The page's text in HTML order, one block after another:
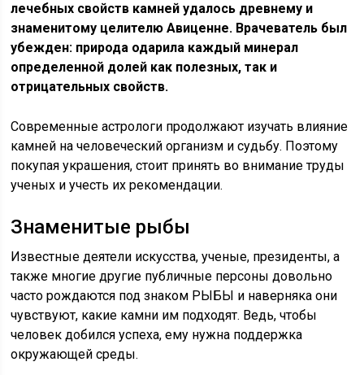
лечебных свойств камней удалось древнему и
знаменитому целителю Авиценне. Врачеватель был
убежден: природа одарила каждый минерал
определенной долей как полезных, так и
отрицательных свойств.
Современные астрологи продолжают изучать влияние
камней на человеческий организм и судьбу. Поэтому
покупая украшения, стоит принять во внимание труды
ученых и учесть их рекомендации.
Знаменитые рыбы
Известные деятели искусства, ученые, президенты, а
также многие другие публичные персоны довольно
часто рождаются под знаком РЫБЫ и наверняка они
чувствуют, какие камни им подходят. Ведь, чтобы
человек добился успеха, ему нужна поддержка
окружающей среды.